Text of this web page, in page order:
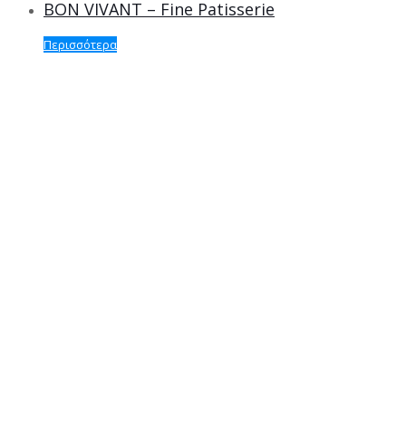
BON VIVANT – Fine Patisserie
Περισσότερα